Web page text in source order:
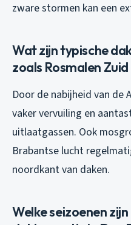
zware stormen kan een
Wat zijn typische
zoals Rosmalen
Door de nabijheid van de
vaker vervuiling en
uitlaatgassen. Ook
Brabantse lucht
noordkant van daken.
Welke seizoenen